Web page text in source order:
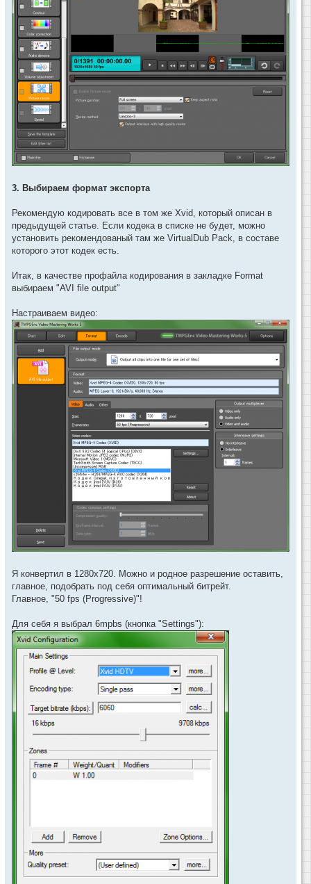
3. Выбираем формат экспорта
Рекомендую кодировать все в том же Xvid, который описан в
предыдущей статье. Если кодека в списке не будет, можно
установить рекомендованый там же VirtualDub Pack, в составе
которого этот кодек есть.
Итак, в качестве профайла кодирования в закладке Format
выбираем "AVI file output"
Настраиваем видео:
Я конвертил в 1280x720. Можно и родное разрешение оставить,
главное, подобрать под себя оптимальный битрейт.
Главное, "50 fps (Progressive)"!
Для себя я выбрал 6mpbs (кнопка "Settings"):